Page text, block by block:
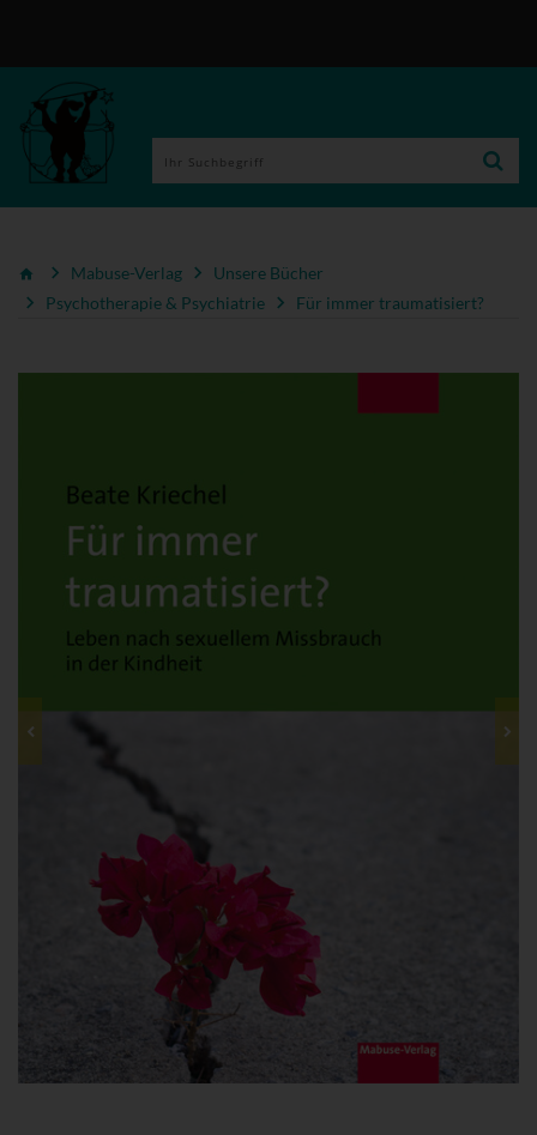
Mabuse-Verlag
Unsere Bücher
Psychotherapie & Psychiatrie
Für immer traumatisiert?